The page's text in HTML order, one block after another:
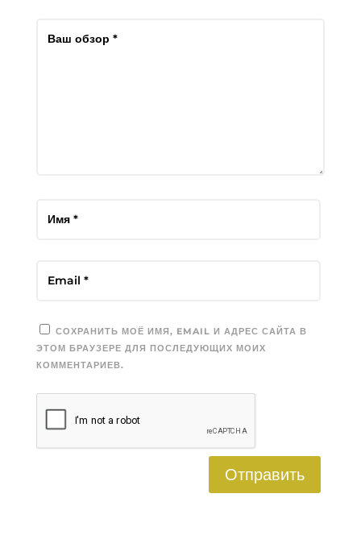
СОХРАНИТЬ МОЁ ИМЯ, EMAIL И АДРЕС САЙТА В
ЭТОМ БРАУЗЕРЕ ДЛЯ ПОСЛЕДУЮЩИХ МОИХ
КОММЕНТАРИЕВ.
Отправить